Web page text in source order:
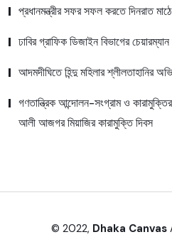
প্রধানমন্ত্রীর সফর সফল করতে দিনরাত
ঢাবির গ্রাফিক ডিজাইন বিভাগের
আদমদীঘিতে হিন্দু মহিলার শ্লীলতাহানির
গণতান্ত্রিক আন্দোলন-সংগ্রাম ও
আলী আজগর মিয়াজির কারামুক্তি দিবস
© 2022, Dhaka Canvas